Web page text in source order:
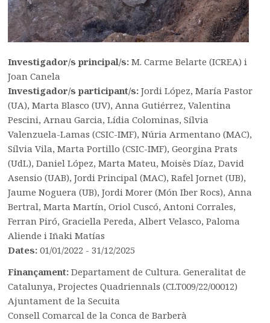
Investigador/s principal/s:M. Carme Belarte (ICREA) i
Joan Canela
Investigador/s participant/s:Jordi López, María Pastor
(UA), Marta Blasco (UV), Anna Gutiérrez, Valentina
Pescini, Arnau Garcia, Lídia Colominas, Sílvia
Valenzuela-Lamas (CSIC-IMF), Núria Armentano (MAC),
Sílvia Vila, Marta Portillo (CSIC-IMF), Georgina Prats
(UdL), Daniel López, Marta Mateu, Moisès Díaz, David
Asensio (UAB), Jordi Principal (MAC), Rafel Jornet (UB),
Jaume Noguera (UB), Jordi Morer (Món Iber Rocs), Anna
Bertral, Marta Martín, Oriol Cuscó, Antoni Corrales,
Ferran Piró, Graciella Pereda, Albert Velasco, Paloma
Aliende i Iñaki Matías
Dates:01/01/2022 - 31/12/2025
Finançament:Departament de Cultura. Generalitat de
Catalunya, Projectes Quadriennals (CLT009/22/00012)
Ajuntament de la Secuita
Consell Comarcal de la Conca de Barberà